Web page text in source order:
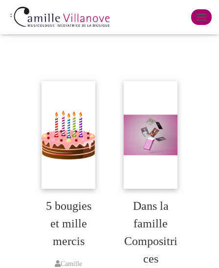
O
U
BLOG
5 bougies
et mille
mercis
Camille
Dans la
famille
Compositri
ces